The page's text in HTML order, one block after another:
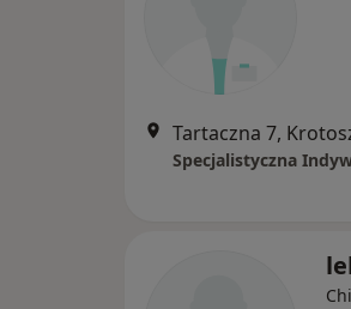
Tartaczna 7,
Specjalistyczna